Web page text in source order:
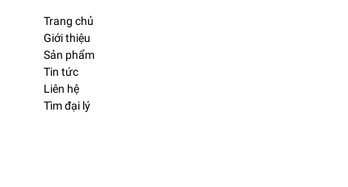
Trang chủ
Giới thiệu
Sản phẩm
Tin tức
Liên hệ
Tìm đại lý